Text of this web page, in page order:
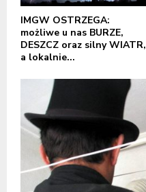
IMGW OSTRZEGA:
możliwe u nas BURZE,
DESZCZ oraz silny WIATR,
a lokalnie...